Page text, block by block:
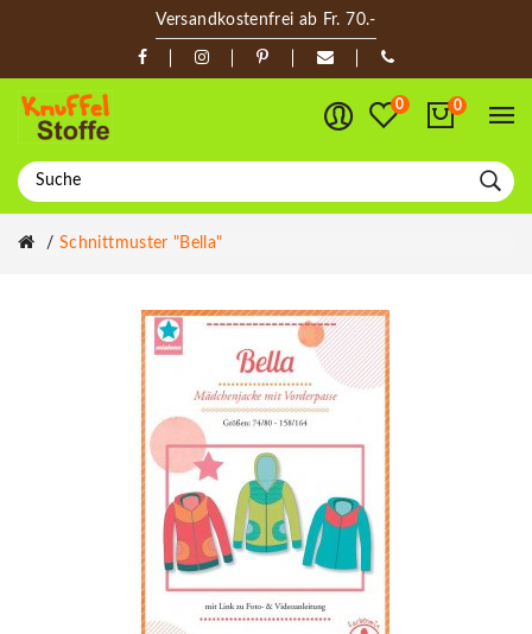
Versandkostenfrei ab Fr. 70.-
0 0
Schnittmuster "Bella"